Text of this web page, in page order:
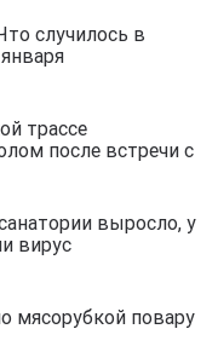
случилось в
трассе
после встречи с
выросло, у
вирус
мясорубкой повару